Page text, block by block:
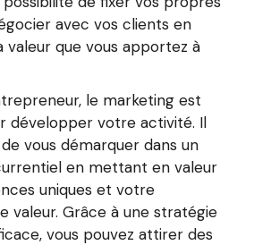
avec vos clients en
valeur que vous apportez à
le marketing est
développer votre activité. Il
vous démarquer dans un
en mettant en valeur
uniques et votre
valeur. Grâce à une stratégie
vous pouvez attirer des